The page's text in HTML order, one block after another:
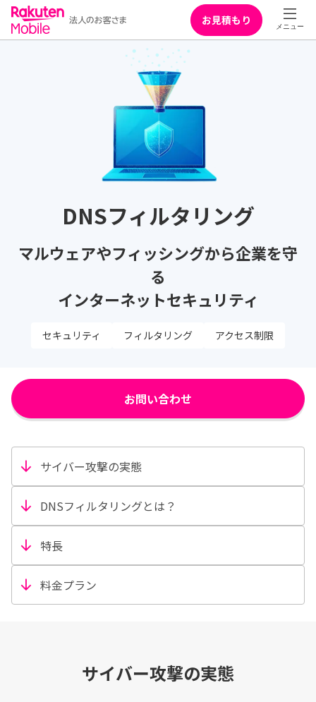
お見積もり
DNSフィルタリング
マルウェアやフィッシングから企業を守
る
インターネットセキュリティ
セキュリティ フィルタリング アクセス制限
お問い合わせ
サイバー攻撃の実態
DNSフィルタリングとは？
特長
料金プラン
サイバー攻撃の実態